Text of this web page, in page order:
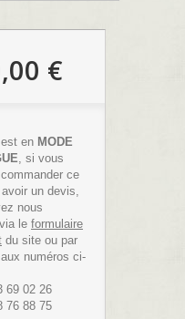
€
en MODE
, si vous
ce
un devis,
nous
le formulaire
du site ou par
numéros ci-
69 02 26
76 88 75